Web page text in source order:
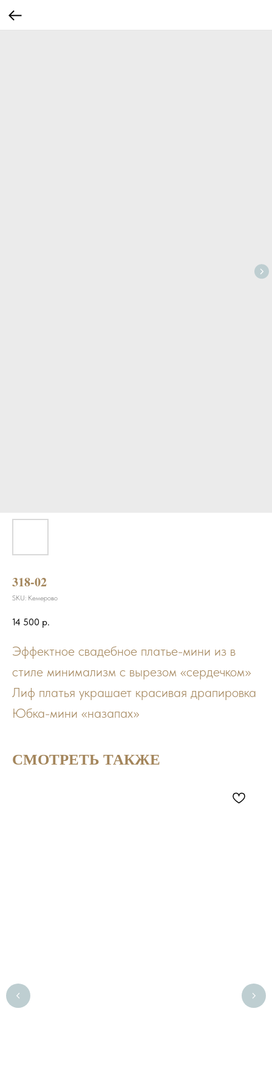
318-02
SKU: Кемерово
14 500 р.
Эффектное свадебное платье-мини из в
стиле минимализм с вырезом «сердечком»
Лиф платья украшает красивая драпировка
Юбка-мини «назапах»
СМОТРЕТЬ ТАКЖЕ